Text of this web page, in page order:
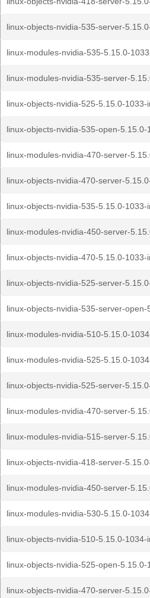
linux-objects-nvidia-535-server-
linux-modules-nvidia-535-5.15.0-
linux-modules-nvidia-535-server-
linux-objects-nvidia-525-5.15.0-1033-
linux-objects-nvidia-535-open-5.15.0-
linux-modules-nvidia-470-server-
linux-objects-nvidia-470-server-
linux-objects-nvidia-535-5.15.0-1033-
linux-modules-nvidia-450-server-
linux-objects-nvidia-470-5.15.0-1033-
linux-objects-nvidia-525-server-
linux-objects-nvidia-535-server-open-
linux-modules-nvidia-510-5.15.0-
linux-modules-nvidia-525-5.15.0-
linux-objects-nvidia-525-server-
linux-modules-nvidia-470-server-
linux-modules-nvidia-515-server-
linux-objects-nvidia-418-server-
linux-modules-nvidia-450-server-
linux-modules-nvidia-530-5.15.0-
linux-objects-nvidia-510-5.15.0-1034-
linux-objects-nvidia-525-open-5.15.0-
linux-objects-nvidia-470-server-